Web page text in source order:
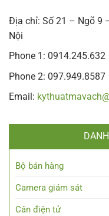
Địa chỉ: Số 21 – Ngõ 9
Nội
Phone 1: 0914.245.632
Phone 2: 097.949.8587
Email:
Bộ bán hàng
Camera giám sát
Cân điện tử